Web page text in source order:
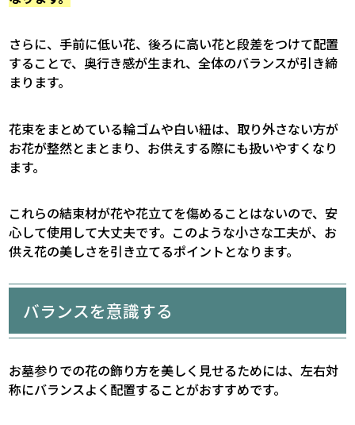
さらに、手前に低い花、後ろに高い花と段差をつけて配置
することで、奥行き感が生まれ、全体のバランスが引き締
まります。
花束をまとめている輪ゴムや白い紐は、取り外さない方が
お花が整然とまとまり、お供えする際にも扱いやすくなり
ます。
これらの結束材が花や花立てを傷めることはないので、安
心して使用して大丈夫です。このような小さな工夫が、お
供え花の美しさを引き立てるポイントとなります。
バランスを意識する
お墓参りでの花の飾り方を美しく見せるためには、左右対
称にバランスよく配置することがおすすめです。